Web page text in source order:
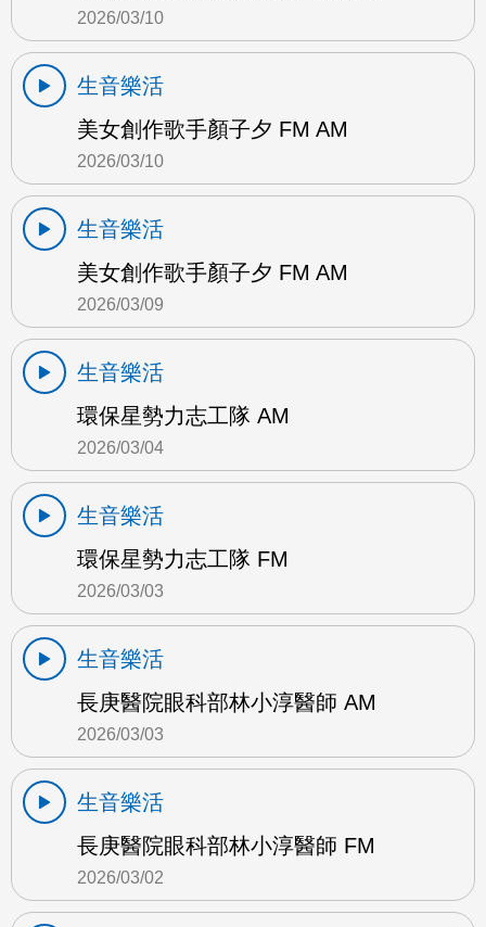
2026/03/10
生音樂活
美女創作歌手顏子夕 FM AM
2026/03/10
生音樂活
美女創作歌手顏子夕 FM AM
2026/03/09
生音樂活
環保星勢力志工隊 AM
2026/03/04
生音樂活
環保星勢力志工隊 FM
2026/03/03
生音樂活
長庚醫院眼科部林小淳醫師 AM
2026/03/03
生音樂活
長庚醫院眼科部林小淳醫師 FM
2026/03/02